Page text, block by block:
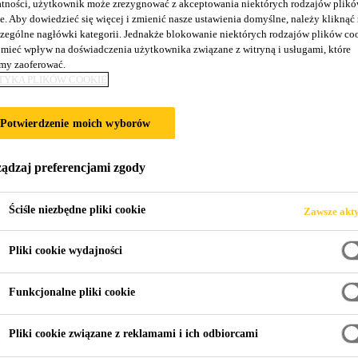
niskiej zawartości LZO do wykonywania
żywicy epoksydowej do wykonywania zapraw,
posadzkowych Sikafloor® Terrazzo i DecoDur w
do wysokich.
produktu dzięki dobrej odporności na żółknięcie
dzięki niskiej emisji LZO
lub przezroczyste spoiwo, lub powłoka doszczelniająca
użytkownik może zrezygnować z akceptowania niektórych rodzajów
Aby dowiedzieć się więcej i zmienić nasze ustawienia domyślne, należy kliknąć
nagłówki kategorii. Jednakże blokowanie niektórych rodzajów plików
wpływ na doświadczenia użytkownika związane z witryną i usługami, które
zaoferować.
PLIKÓW COOKIE
Potwierdzenie moich wyborów
preferencjami zgody
Ściśle niezbędne pliki cookie Zawsze
Pliki cookie wydajności
Funkcjonalne pliki cookie
Pliki cookie związane z reklamami i ich odbiorcami